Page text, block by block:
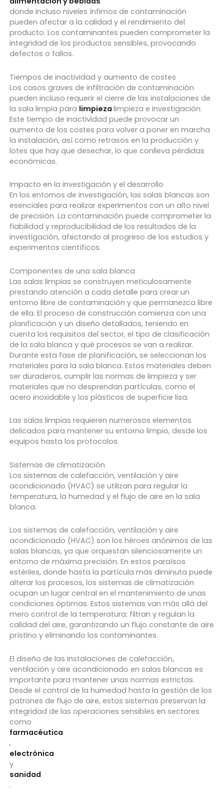
donde incluso niveles ínfimos de contaminación
pueden afectar a la calidad y el rendimiento del
producto. Los contaminantes pueden comprometer la
integridad de los productos sensibles, provocando
defectos o fallos.
Tiempos de inactividad y aumento de costes
Los casos graves de infiltración de contaminación
pueden incluso requerir el cierre de las instalaciones de
la sala limpia para limpieza limpieza e investigación.
Este tiempo de inactividad puede provocar un
aumento de los costes para volver a poner en marcha
la instalación, así como retrasos en la producción y
lotes que hay que desechar, lo que conlleva pérdidas
económicas.
Impacto en la investigación y el desarrollo
En los entornos de investigación, las salas blancas son
esenciales para realizar experimentos con un alto nivel
de precisión. La contaminación puede comprometer la
fiabilidad y reproducibilidad de los resultados de la
investigación, afectando al progreso de los estudios y
experimentos científicos.
Componentes de una sala blanca
Las salas limpias se construyen meticulosamente
prestando atención a cada detalle para crear un
entorno libre de contaminación y que permanezca libre
de ella. El proceso de construcción comienza con una
planificación y un diseño detallados, teniendo en
cuenta los requisitos del sector, el tipo de clasificación
de la sala blanca y qué procesos se van a realizar.
Durante esta fase de planificación, se seleccionan los
materiales para la sala blanca. Estos materiales deben
ser duraderos, cumplir las normas de limpieza y ser
materiales que no desprendan partículas, como el
acero inoxidable y los plásticos de superficie lisa.
Las salas limpias requieren numerosos elementos
delicados para mantener su entorno limpio, desde los
equipos hasta los protocolos.
Sistemas de climatización
Los sistemas de calefacción, ventilación y aire
acondicionado (HVAC) se utilizan para regular la
temperatura, la humedad y el flujo de aire en la sala
blanca.
Los sistemas de calefacción, ventilación y aire
acondicionado (HVAC) son los héroes anónimos de las
salas blancas, ya que orquestan silenciosamente un
entorno de máxima precisión. En estos paraísos
estériles, donde hasta la partícula más diminuta puede
alterar los procesos, los sistemas de climatización
ocupan un lugar central en el mantenimiento de unas
condiciones óptimas. Estos sistemas van más allá del
mero control de la temperatura; filtran y regulan la
calidad del aire, garantizando un flujo constante de aire
prístino y eliminando los contaminantes.
El diseño de las instalaciones de calefacción,
ventilación y aire acondicionado en salas blancas es
importante para mantener unas normas estrictas.
Desde el control de la humedad hasta la gestión de los
patrones de flujo de aire, estos sistemas preservan la
integridad de las operaciones sensibles en sectores
como
farmacéutica
,
electrónica
y
sanidad
.